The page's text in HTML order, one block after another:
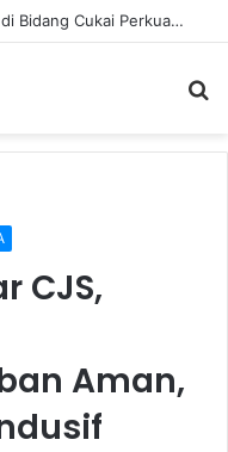
Sosialisasi Perundang-undangan di Bidang Cukai Perkuat Komitmen Berantas Rokok Ilegal di Kabupaten Tuban
CJS,
Aman,